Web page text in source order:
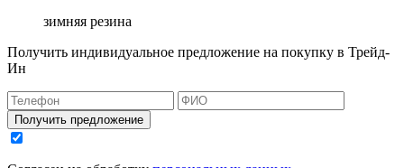
зимняя резина
Получить индивидуальное предложение на покупку в Трейд-
Ин
Получить предложение